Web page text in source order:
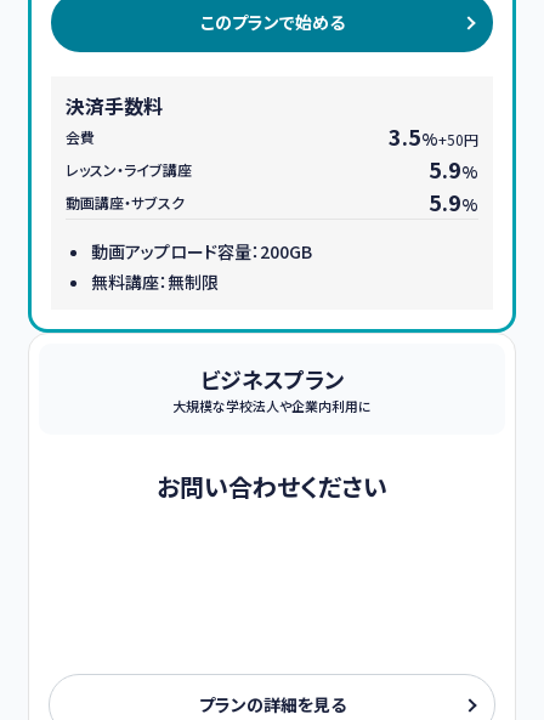
このプランで始める
決済手数料
会費 3.5%+50円
レッスン・ライブ講座
5.9%
動画講座・サブスク 5.9%
動画アップロード容量：200GB
無料講座：無制限
ビジネスプラン
大規模な学校法人や企業内利用に
お問い合わせください
プランの詳細を見る